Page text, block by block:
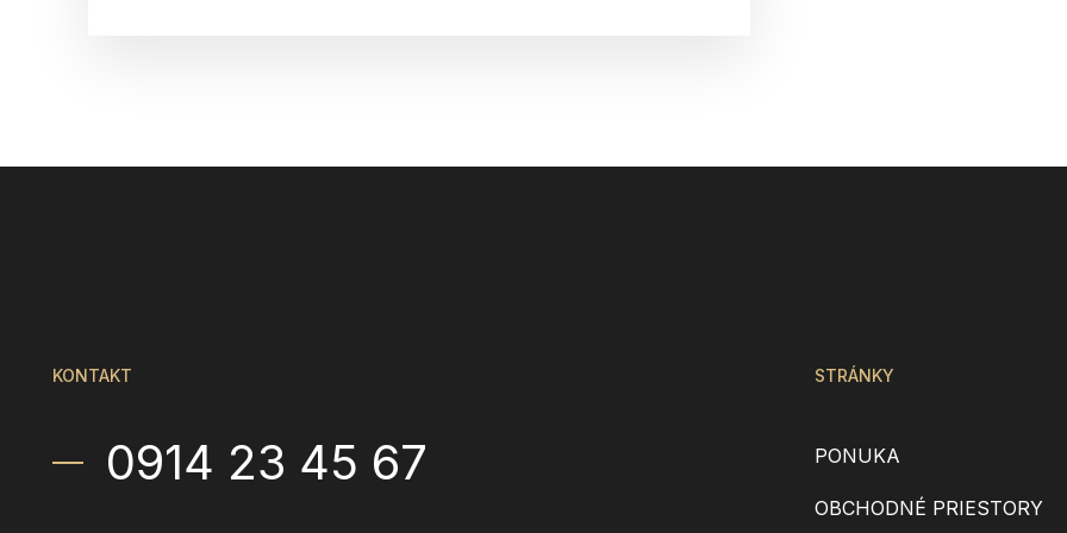
KONTAKT
0914 23 45 67
STRÁNKY
PONUKA
OBCHODNÉ PRIESTORY